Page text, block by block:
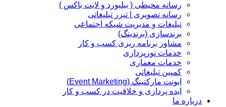
رسانه محیطی ( بیلبورد و لایت باکس )
رسانه تصویری | تیزر تبلیغاتی
تبلیغات و مدیریت شبکه اجتماعی
برندسازی (برندینگ)‌
مشاور برنامه ریزی کسب و کار
خدمات نورپردازی
خدمات معماری
کمپین تبلیغاتی
ایونت مارکتینگ (Event Marketing)
ایده پردازی و خلاقیت در کسب و کار
درباره ما